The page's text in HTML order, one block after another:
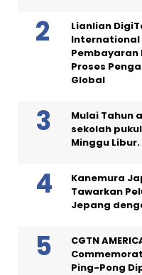
Lianlian
International
Pembayaran
Proses
Global
Mulai Tahun
sekolah
Minggu Libur.
Kanemura
Tawarkan
Jepang
CGTN
Ping-Pong